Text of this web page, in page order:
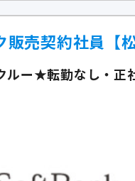
売契約社員【
ルー★転勤なし・正